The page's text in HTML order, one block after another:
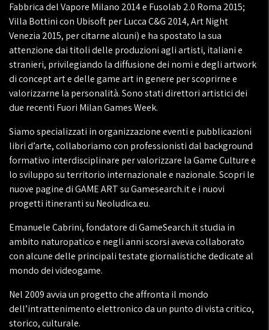
Fabbrica del Vapore Milano 2014 e Fusolab 2.0 Roma 2015;
Villa Bottini con Ubisoft per Lucca C&G 2014, Art Night
Venezia 2015, per citarne alcuni) e ha spostato la sua
attenzione dai titoli delle produzioni agli artisti, italiani e
stranieri, privilegiando la diffusione dei nomi e degli artwork
di concept art e delle game art in genere per scoprirne e
valorizzarne la personalità. Sono stati direttori artistici dei
due recenti Fuori Milan Games Week.
Siamo specializzati in organizzazione eventi e pubblicazioni
libri d’arte, collaboriamo con professionisti dal background
formativo interdisciplinare per valorizzare la Game Culture e
lo sviluppo su territorio internazionale e nazionale. Scopri le
nuove pagine di GAME ART su Gamesearch.it e i nuovi
progetti itineranti su Neoludica.eu.
Emanuele Cabrini, fondatore di GameSearch.it studia in
ambito naturopatico e negli anni scorsi aveva collaborato
con alcune delle principali testate giornalistiche dedicate al
mondo dei videogame.
Nel 2009 avvia un progetto che affronta il mondo
dell’intrattenimento elettronico da un punto di vista critico,
storico, culturale.